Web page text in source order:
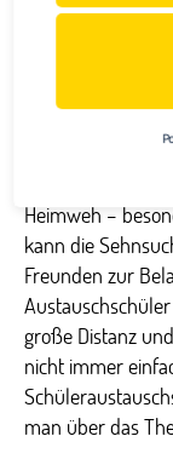
Heimweh –
kann die
Freunden zur
große Distanz
nicht immer
man über das